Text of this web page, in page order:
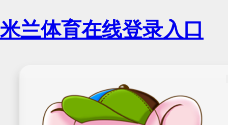
米兰体育在线登录入口